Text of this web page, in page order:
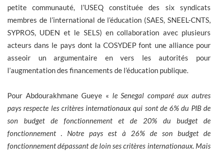
petite communauté, l’USEQ constituée des six syndicats
membres de l’international de l’éducation (SAES, SNEEL-CNTS,
SYPROS, UDEN et le SELS) en collaboration avec plusieurs
acteurs dans le pays dont la COSYDEP font une alliance pour
asseoir un argumentaire en vers les autorités pour
l’augmentation des financements de l’éducation publique.
Pour Abdourakhmane Gueye « le Senegal comparé aux autres
pays respecte les critères internationaux qui sont de 6% du PIB de
son budget de fonctionnement et de 20% du budget de
fonctionnement . Notre pays est à 26% de son budget de
fonctionnement dépassant de loin ses critères internationaux. Mais